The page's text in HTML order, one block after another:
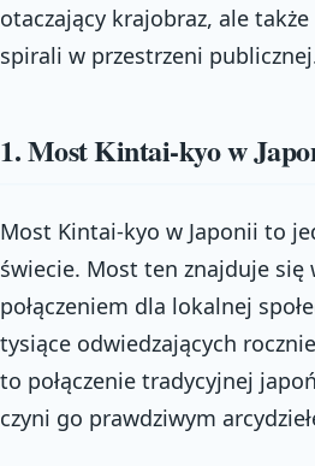
otaczający krajobraz, ale
spirali w przestrzeni
1. Most Kintai-kyo w
Most Kintai-kyo w Japonii to
świecie. Most ten znajduje
połączeniem dla lokalnej
tysiące odwiedzających
to połączenie tradycyjnej
czyni go prawdziwym